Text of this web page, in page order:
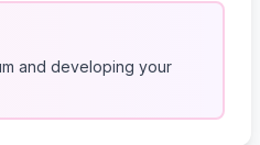
and developing your